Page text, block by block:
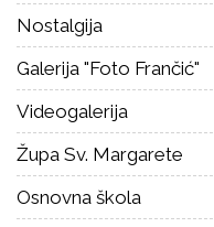
Nostalgija
Galerija "Foto Frančić"
Videogalerija
Župa Sv. Margarete
Osnovna škola